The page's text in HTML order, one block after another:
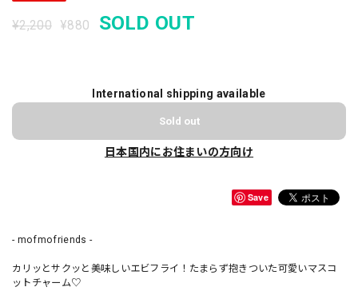
¥2,200 ¥880 SOLD OUT
International shipping available
Sold out
日本国内にお住まいの方向け
Save
- mofmofriends -
カリッとサクッと美味しいエビフライ！たまらず抱きついた可愛いマスコ
ットチャーム♡